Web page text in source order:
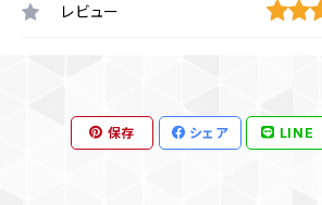
レビュー
保存 シェア LINE